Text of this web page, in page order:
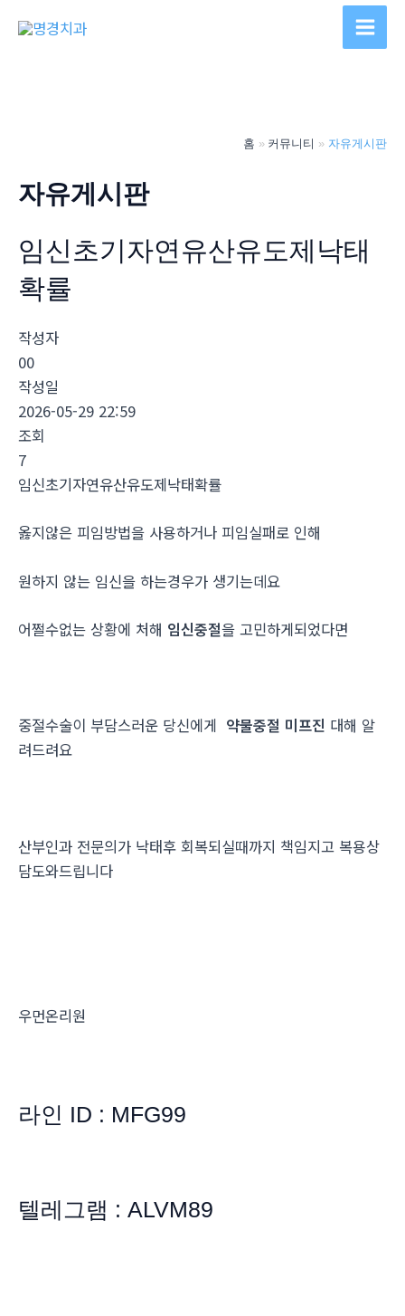
Main
홈 커뮤니티 자유게시판
자유게시판
임신초기자연유산유도제낙태
확률
작성자
00
작성일
2026-05-29 22:59
조회
7
임신초기자연유산유도제낙태확률
옳지않은 피임방법을 사용하거나 피임실패로 인해
원하지 않는 임신을 하는경우가 생기는데요
어쩔수없는 상황에 처해 임신중절을 고민하게되었다면
중절수술이 부담스러운 당신에게 약물중절 미프진 대해 알
려드려요
산부인과 전문의가 낙태후 회복되실때까지 책임지고 복용상
담도와드립니다
우먼온리원
라인 ID : MFG99
텔레그램 : ALVM89